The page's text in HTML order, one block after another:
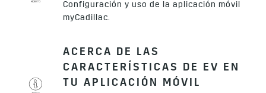
Configuración y uso de la aplicación móvil
myCadillac.
ACERCA DE LAS
CARACTERÍSTICAS DE EV EN
TU APLICACIÓN MÓVIL